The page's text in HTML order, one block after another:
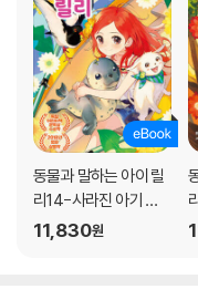
동물과 말하는 아이 릴
리14-사라진 아기 바
다표범
11,830원